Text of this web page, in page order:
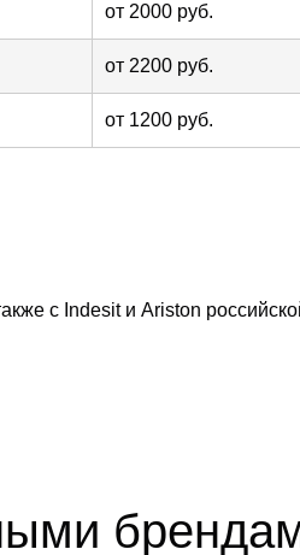
от 2000 руб.
от 2200 руб.
от 1200 руб.
с Indesit и Ariston